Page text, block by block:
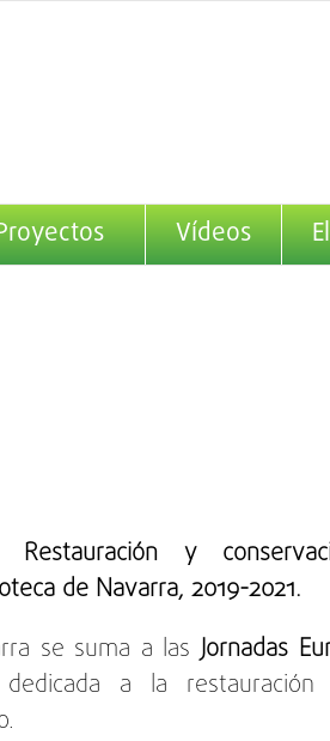
Vídeos
Restauración y
de Navarra, 2019-2021.
se suma a lasJornadas
a la